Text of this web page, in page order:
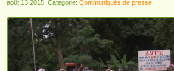
août 13 2015, Categorie: Communiqués de presse